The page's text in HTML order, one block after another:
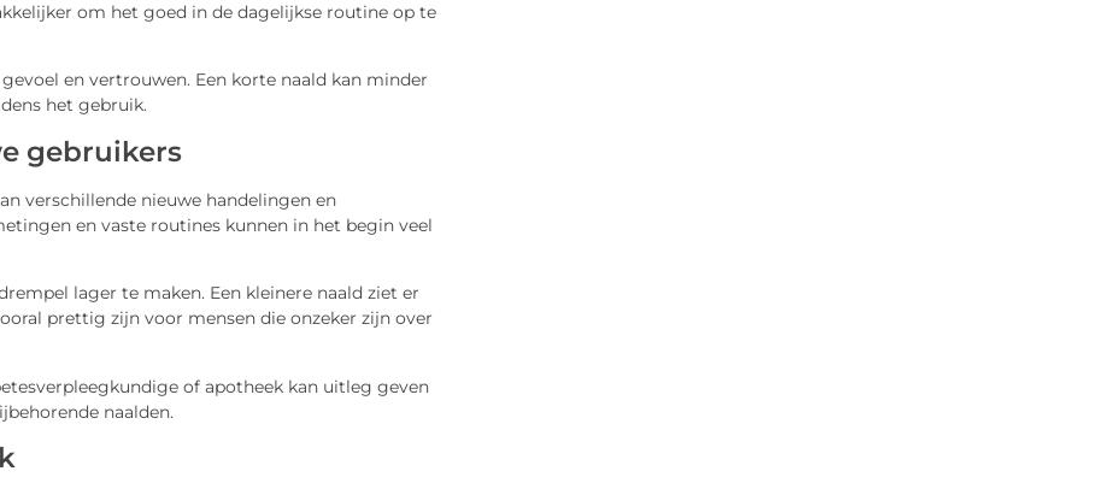
om het goed in de dagelijkse routine op te
en vertrouwen. Een korte naald kan minder
het gebruik.
gebruikers
verschillende nieuwe handelingen en
en vaste routines kunnen in het begin veel
lager te maken. Een kleinere naald ziet er
prettig zijn voor mensen die onzeker zijn over
of apotheek kan uitleg geven
naalden.